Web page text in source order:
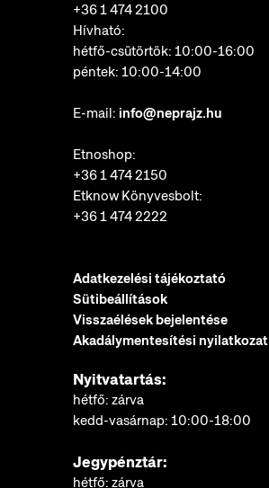
+36 1 474 2100
Hívható:
hétfő-csütörtök: 10:00-16:00
péntek: 10:00-14:00
E-mail: info@neprajz.hu
Etnoshop:
+36 1 474 2150
Etknow Könyvesbolt:
+36 1 474 2222
Adatkezelési tájékoztató
Sütibeállítások
Visszaélések bejelentése
Akadálymentesítési nyilatkozat
Nyitvatartás:
hétfő: zárva
kedd-vasárnap: 10:00-18:00
Jegypénztár:
hétfő: zárva